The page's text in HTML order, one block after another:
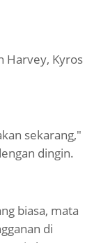
Harvey, Kyros
sekarang,"
dingin.
biasa, mata
di